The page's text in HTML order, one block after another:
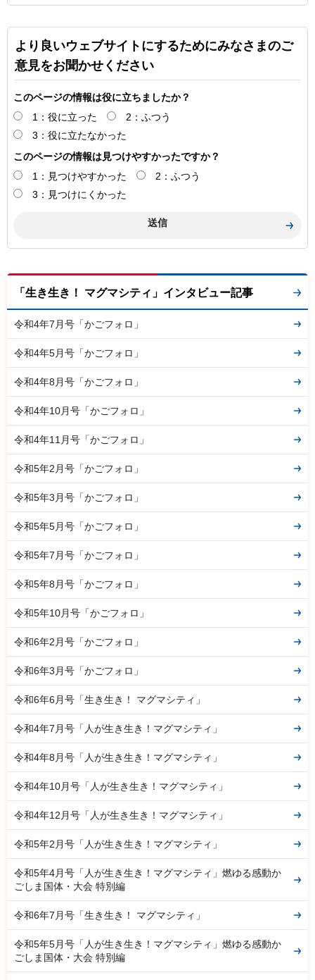
より良いウェブサイトにするためにみなさまのご
意見をお聞かせください
このページの情報は役に立ちましたか？
1：役に立った
2：ふつう
3：役に立たなかった
このページの情報は見つけやすかったですか？
1：見つけやすかった
2：ふつう
3：見つけにくかった
「生き生き！ マグマシティ」インタビュー記事
令和4年7月号「かごフォロ」
令和4年5月号「かごフォロ」
令和4年8月号「かごフォロ」
令和4年10月号「かごフォロ」
令和4年11月号「かごフォロ」
令和5年2月号「かごフォロ」
令和5年3月号「かごフォロ」
令和5年5月号「かごフォロ」
令和5年7月号「かごフォロ」
令和5年8月号「かごフォロ」
令和5年10月号「かごフォロ」
令和6年2月号「かごフォロ」
令和6年3月号「かごフォロ」
令和6年6月号「生き生き！ マグマシティ」
令和4年7月号「人が生き生き！マグマシティ」
令和4年8月号「人が生き生き！マグマシティ」
令和4年10月号「人が生き生き！マグマシティ」
令和4年12月号「人が生き生き！マグマシティ」
令和5年2月号「人が生き生き！マグマシティ」
令和5年4月号「人が生き生き！マグマシティ」燃ゆる感動か
ごしま国体・大会 特別編
令和6年7月号「生き生き！ マグマシティ」
令和5年5月号「人が生き生き！マグマシティ」燃ゆる感動か
ごしま国体・大会 特別編